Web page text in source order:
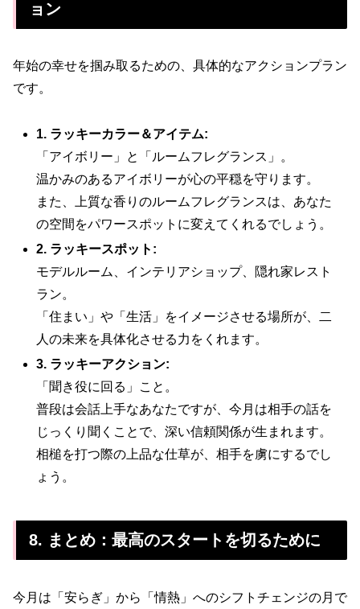
ョン
年始の幸せを掴み取るための、具体的なアクションプラン
です。
1. ラッキーカラー＆アイテム:
「アイボリー」と「ルームフレグランス」。
温かみのあるアイボリーが心の平穏を守ります。
また、上質な香りのルームフレグランスは、あなた
の空間をパワースポットに変えてくれるでしょう。
2. ラッキースポット:
モデルルーム、インテリアショップ、隠れ家レスト
ラン。
「住まい」や「生活」をイメージさせる場所が、二
人の未来を具体化させる力をくれます。
3. ラッキーアクション:
「聞き役に回る」こと。
普段は会話上手なあなたですが、今月は相手の話を
じっくり聞くことで、深い信頼関係が生まれます。
相槌を打つ際の上品な仕草が、相手を虜にするでし
ょう。
8. まとめ：最高のスタートを切るために
今月は「安らぎ」から「情熱」へのシフトチェンジの月で